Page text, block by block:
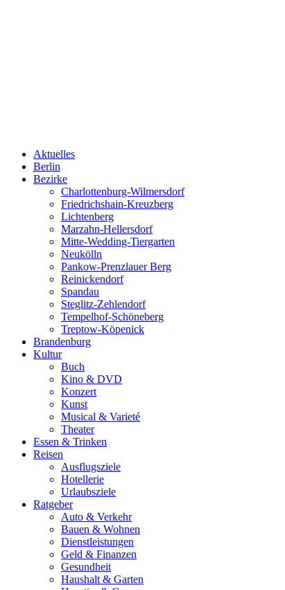
Aktuelles
Berlin
Bezirke
Charlottenburg-Wilmersdorf
Friedrichshain-Kreuzberg
Lichtenberg
Marzahn-Hellersdorf
Mitte-Wedding-Tiergarten
Neukölln
Pankow-Prenzlauer Berg
Reinickendorf
Spandau
Steglitz-Zehlendorf
Tempelhof-Schöneberg
Treptow-Köpenick
Brandenburg
Kultur
Buch
Kino & DVD
Konzert
Kunst
Musical & Varieté
Theater
Essen & Trinken
Reisen
Ausflugsziele
Hotellerie
Urlaubsziele
Ratgeber
Auto & Verkehr
Bauen & Wohnen
Dienstleistungen
Geld & Finanzen
Gesundheit
Haushalt & Garten